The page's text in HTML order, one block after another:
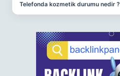
Telefonda kozmetik durumu nedir ?